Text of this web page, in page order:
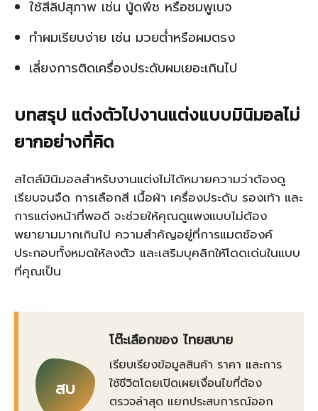
ใช้สีลิปสุภาพ เช่น นู้ดพีช หรือชมพูเบจ
ทำผมเรียบง่าย เช่น มวยต่ำหรือผมตรง
เลี่ยงการติดเครื่องประดับผมเยอะเกินไป
บทสรุป แต่งตัวไปงานแต่งแบบมินิมอลไม่
ยากอย่างที่คิด
สไตล์มินิมอลสำหรับงานแต่งไม่ได้หมายความว่าต้องดู
เรียบจนจืด การเลือกสี เนื้อผ้า เครื่องประดับ รองเท้า และ
การแต่งหน้าที่พอดี จะช่วยให้คุณดูแพงแบบไม่ต้อง
พยายามมากเกินไป ความสำคัญอยู่ที่การแมตช์องค์
ประกอบทั้งหมดให้ลงตัว และเสริมบุคลิกให้โดดเด่นในแบบ
ที่คุณเป็น
สบ
โต๊ะเลือกของ ไทยสบาย
เรียบเรียงข้อมูลสินค้า ราคา และการ
ใช้ชีวิตโดยเปิดเผยเงื่อนไขที่ต้อง
ตรวจล่าสุด แยกประสบการณ์ออก